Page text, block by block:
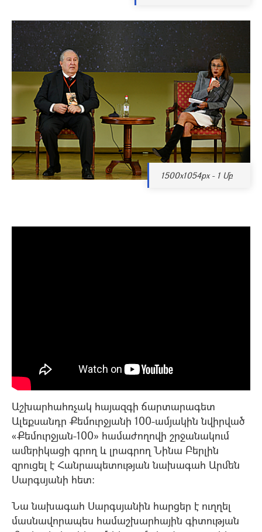
1500x1054px - 1 Մբ
Աշխարհահռչակ հայազգի ճարտարագետ
Ալեքսանդր Քեմուրջյանի 100-ամյակին նվիրված
«Քեմուրջյան-100» համաժողովի շրջանակում
ամերիկացի գրող և լրագրող Նինա Բերլին
զրուցել է Հանրապետության նախագահ Արմեն
Սարգսյանի հետ:
Նա նախագահ Սարգսյանին հարցեր է ուղղել
մասնավորապես համաշխարհային գիտության